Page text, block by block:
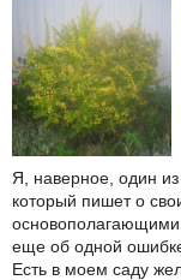
Я, наверное, один
который пишет о
основополагающими
еще об одной
Есть в моем саду